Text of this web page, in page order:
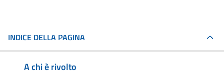
INDICE DELLA PAGINA
A chi è rivolto